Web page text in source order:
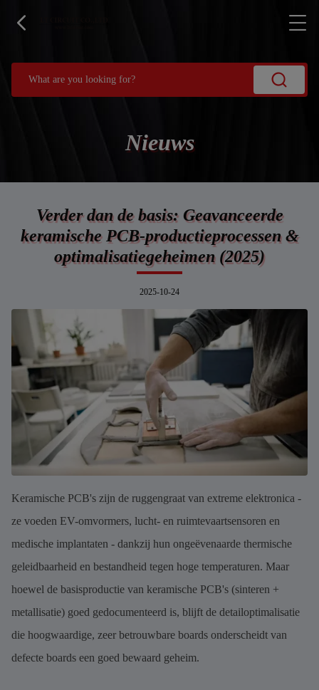
Nieuws
Verder dan de basis: Geavanceerde
keramische PCB-productieprocessen &
optimalisatiegeheimen (2025)
2025-10-24
Keramische PCB's zijn de ruggengraat van extreme elektronica -
ze voeden EV-omvormers, lucht- en ruimtevaartsensoren en
medische implantaten - dankzij hun ongeëvenaarde thermische
geleidbaarheid en bestandheid tegen hoge temperaturen. Maar
hoewel de basisproductie van keramische PCB's (sinteren +
metallisatie) goed gedocumenteerd is, blijft de detailoptimalisatie
die hoogwaardige, zeer betrouwbare boards onderscheidt van
defecte boards een goed bewaard geheim.